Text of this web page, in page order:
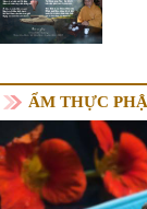
ẨM THỰC